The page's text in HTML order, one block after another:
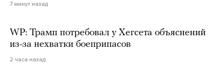
7 минут назад
WP: Трамп потребовал у Хегсета объяснений
из-за нехватки боеприпасов
2 часа назад